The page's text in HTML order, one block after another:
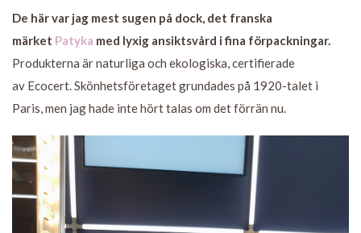
De här var jag mest sugen på dock, det franska
märket Patyka med lyxig ansiktsvård i fina förpackningar.
Produkterna är naturliga och ekologiska, certifierade
av Ecocert. Skönhetsföretaget grundades på 1920-talet i
Paris, men jag hade inte hört talas om det förrän nu.